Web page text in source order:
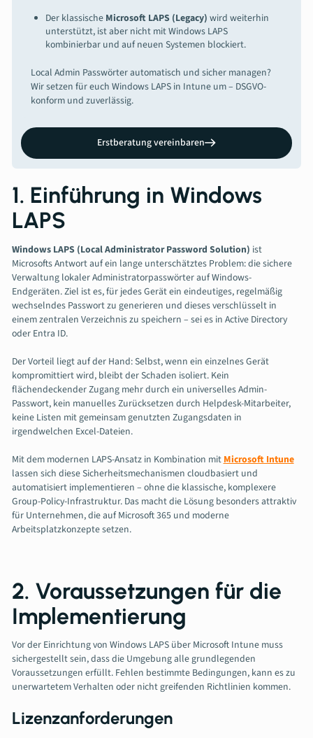
Der klassische Microsoft LAPS (Legacy) wird weiterhin
unterstützt, ist aber nicht mit Windows LAPS
kombinierbar und auf neuen Systemen blockiert.
Local Admin Passwörter automatisch und sicher managen?
Wir setzen für euch Windows LAPS in Intune um – DSGVO-
konform und zuverlässig.
Erstberatung vereinbaren
1. Einführung in Windows
LAPS
Windows LAPS (Local Administrator Password Solution) ist
Microsofts Antwort auf ein lange unterschätztes Problem: die sichere
Verwaltung lokaler Administratorpasswörter auf Windows-
Endgeräten. Ziel ist es, für jedes Gerät ein eindeutiges, regelmäßig
wechselndes Passwort zu generieren und dieses verschlüsselt in
einem zentralen Verzeichnis zu speichern – sei es in Active Directory
oder Entra ID.
Der Vorteil liegt auf der Hand: Selbst, wenn ein einzelnes Gerät
kompromittiert wird, bleibt der Schaden isoliert. Kein
flächendeckender Zugang mehr durch ein universelles Admin-
Passwort, kein manuelles Zurücksetzen durch Helpdesk-Mitarbeiter,
keine Listen mit gemeinsam genutzten Zugangsdaten in
irgendwelchen Excel-Dateien.
Mit dem modernen LAPS-Ansatz in Kombination mit Microsoft Intune
lassen sich diese Sicherheitsmechanismen cloudbasiert und
automatisiert implementieren – ohne die klassische, komplexere
Group-Policy-Infrastruktur. Das macht die Lösung besonders attraktiv
für Unternehmen, die auf Microsoft 365 und moderne
Arbeitsplatzkonzepte setzen.
2. Voraussetzungen für die
Implementierung
Vor der Einrichtung von Windows LAPS über Microsoft Intune muss
sichergestellt sein, dass die Umgebung alle grundlegenden
Voraussetzungen erfüllt. Fehlen bestimmte Bedingungen, kann es zu
unerwartetem Verhalten oder nicht greifenden Richtlinien kommen.
Lizenzanforderungen